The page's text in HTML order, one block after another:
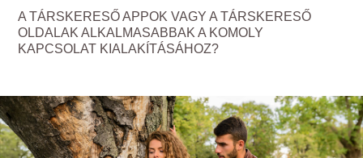
A TÁRSKERESŐ APPOK VAGY A TÁRSKERESŐ
OLDALAK ALKALMASABBAK A KOMOLY
KAPCSOLAT KIALAKÍTÁSÁHOZ?